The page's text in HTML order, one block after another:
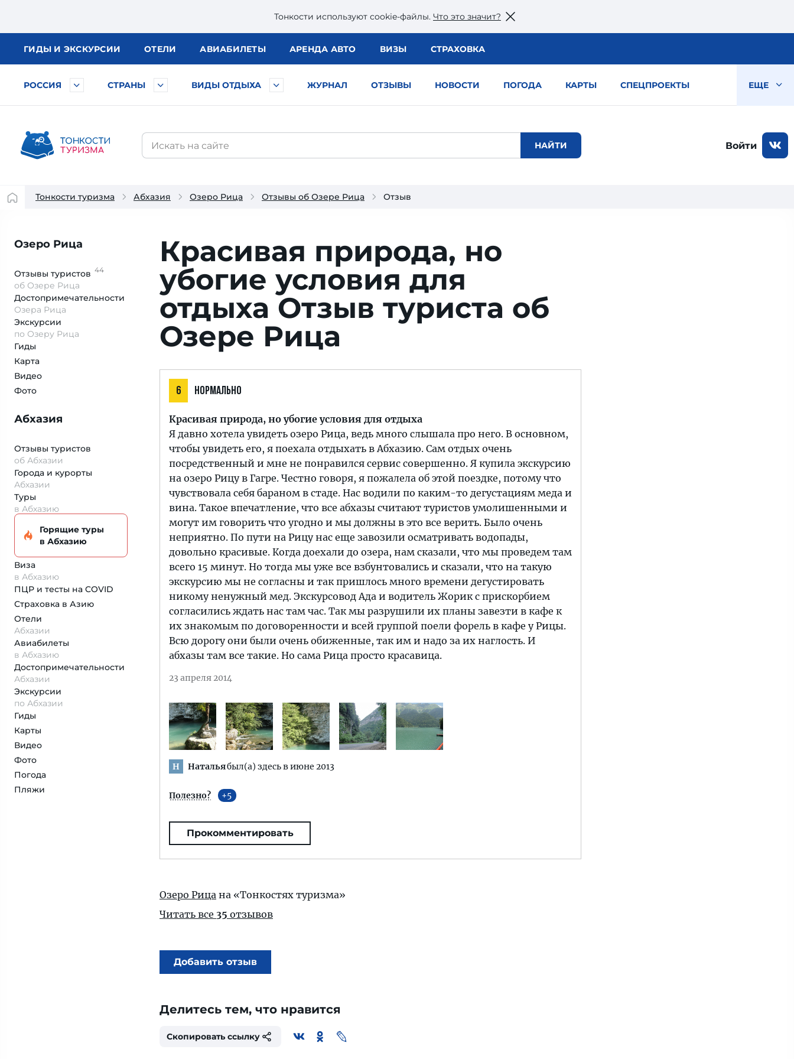
Тонкости используют сookie-файлы. Что это значит?
ГИДЫ И ЭКСКУРСИИ ОТЕЛИ АВИАБИЛЕТЫ АРЕНДА АВТО ВИЗЫ СТРАХОВКА
РОССИЯ СТРАНЫ ВИДЫ ОТДЫХА ЖУРНАЛ ОТЗЫВЫ НОВОСТИ ПОГОДА КАРТЫ СПЕЦПРОЕКТЫ ЕЩЕ
Войти
Тонкости туризма Абхазия Озеро Рица Отзывы об Озере Рица Отзыв
Озеро Рица
Отзывы туристов 44
об Озере Рица
Достопримеча­тельности
Озера Рица
Экскурсии
по Озеру Рица
Гиды
Карта
Видео
Фото
Абхазия
Отзывы туристов
об Абхазии
Города и курорты
Абхазии
Туры
в Абхазию
Горящие туры
в Абхазию
Виза
в Абхазию
ПЦР и тесты на COVID
Страховка в Азию
Отели
Абхазии
Авиабилеты
в Абхазию
Достопримеча­тельности
Абхазии
Экскурсии
по Абхазии
Гиды
Карты
Видео
Фото
Погода
Пляжи
Красивая природа, но
убогие условия для
отдыха Отзыв туриста об
Озере Рица
6 НОРМАЛЬНО
Красивая природа, но убогие условия для отдыха
Я давно хотела увидеть озеро Рица, ведь много слышала про него. В основном,
чтобы увидеть его, я поехала отдыхать в Абхазию. Сам отдых очень
посредственный и мне не понравился сервис совершенно. Я купила экскурсию
на озеро Рицу в Гагре. Честно говоря, я пожалела об этой поездке, потому что
чувствовала себя бараном в стаде. Нас водили по каким-то дегустациям меда и
вина. Такое впечатление, что все абхазы считают туристов умолишенными и
могут им говорить что угодно и мы должны в это все верить. Было очень
неприятно. По пути на Рицу нас еще завозили осматривать водопады,
довольно красивые. Когда доехали до озера, нам сказали, что мы проведем там
всего 15 минут. Но тогда мы уже все взбунтовались и сказали, что на такую
экскурсию мы не согласны и так пришлось много времени дегустировать
никому ненужный мед. Экскурсовод Ада и водитель Жорик с прискорбием
согласились ждать нас там час. Так мы разрушили их планы завезти в кафе к
их знакомым по договоренности и всей группой поели форель в кафе у Рицы.
Всю дорогу они были очень обиженные, так им и надо за их наглость. И
абхазы там все такие. Но сама Рица просто красавица.
23 апреля 2014
Н Натальябыл(а) здесь в июне 2013
Полезно? 5
Прокомментировать
Озеро Рица на «Тонкостях туризма»
Читать все 35 отзывов
Добавить отзыв
Делитесь тем, что нравится
Скопировать ссылку